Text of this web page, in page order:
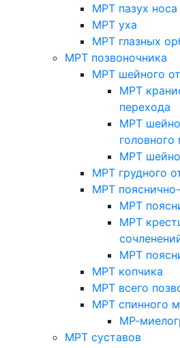
МРТ пазух носа
МРТ уха
МРТ глазных
МРТ позвоночника
МРТ шейного
МРТ
перехода
МРТ
головного
МРТ
МРТ грудного
МРТ
МРТ
МРТ
МРТ
МРТ копчика
МРТ всего
МРТ спинного
МР-
МРТ суставов